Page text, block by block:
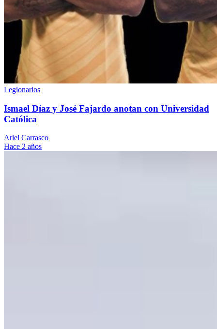
Legionarios
Ismael Díaz y José Fajardo anotan con Universidad
Católica
Ariel Carrasco
Hace 2 años